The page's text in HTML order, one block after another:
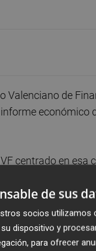
Valenciano de
económico
centrado en esa
suficientes
garantías
efectivamente
Valencia lo
y lo
de sus
socios utilizamos
dispositivo y
para ofrecer